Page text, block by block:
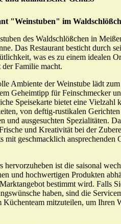
"Weinstuben" im
des Waldschlößchen in
Das Restaurant besticht durch
was es zu einem idealen
der Familie macht.
Ambiente der Weinstube lädt
Geheimtipp für Feinschmecker
Speisekarte bietet eine Vielzahl
von deftig-rustikalen Gerichten
und ausgesuchten Spezialitäten.
und Kreativität bei der
mit geschmacklich ansprechenden
hervorzuheben ist die saisonal
und hochwertigen Produkten
bestimmt wird. Falls
haben, sind die
Küchenteam mitzuteilen, um Ihren